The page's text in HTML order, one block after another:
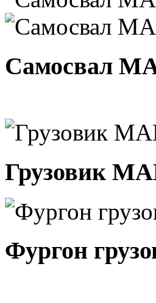
Самосвал
Грузовик
Фургон